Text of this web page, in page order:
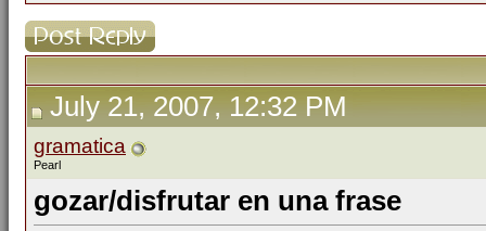
July 21, 2007, 12:32 PM
gramatica
Pearl
gozar/disfrutar en una frase